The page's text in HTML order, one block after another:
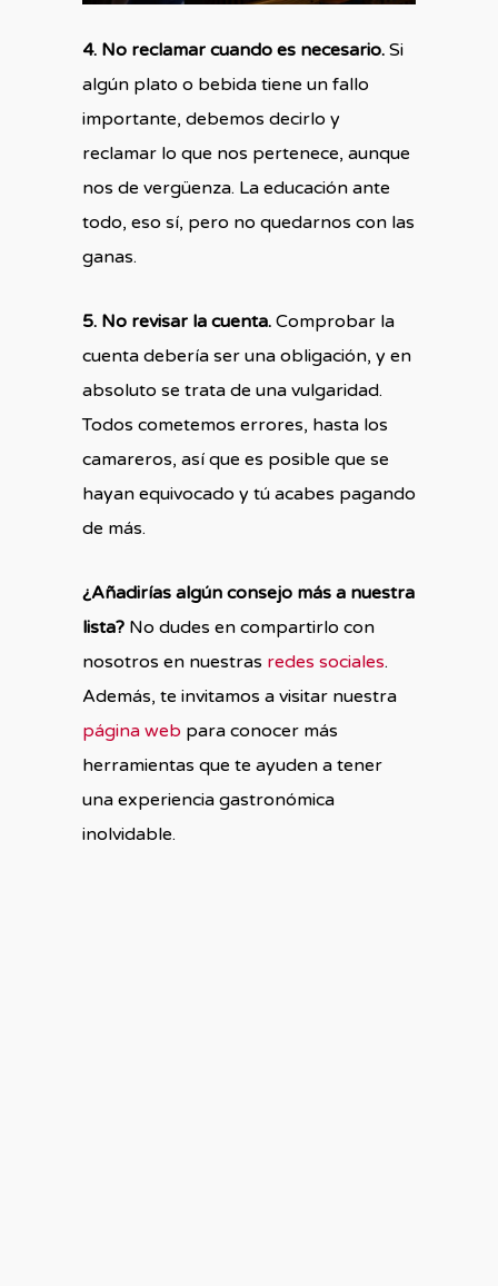
4. No reclamar cuando es necesario. Si
algún plato o bebida tiene un fallo
importante, debemos decirlo y
reclamar lo que nos pertenece, aunque
nos de vergüenza. La educación ante
todo, eso sí, pero no quedarnos con las
ganas.
5. No revisar la cuenta. Comprobar la
cuenta debería ser una obligación, y en
absoluto se trata de una vulgaridad.
Todos cometemos errores, hasta los
camareros, así que es posible que se
hayan equivocado y tú acabes pagando
de más.
¿Añadirías algún consejo más a nuestra
lista? No dudes en compartirlo con
nosotros en nuestras redes sociales.
Además, te invitamos a visitar nuestra
página web para conocer más
herramientas que te ayuden a tener
una experiencia gastronómica
inolvidable.